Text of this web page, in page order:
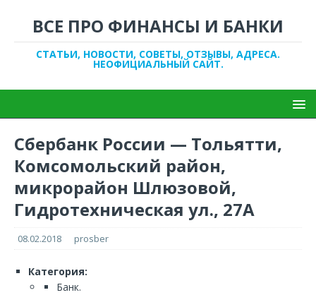
ВСЕ ПРО ФИНАНСЫ И БАНКИ
СТАТЬИ, НОВОСТИ, СОВЕТЫ, ОТЗЫВЫ, АДРЕСА.
НЕОФИЦИАЛЬНЫЙ САЙТ.
Сбербанк России — Тольятти,
Комсомольский район,
микрорайон Шлюзовой,
Гидротехническая ул., 27А
08.02.2018 prosber
Категория:
Банк.